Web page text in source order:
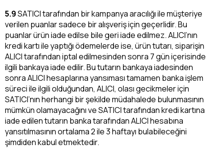
5.9SATICI tarafından bir kampanya aracılığı ile müşteriye
verilen puanlar sadece bir alışveriş için geçerlidir. Bu
puanlar ürün iade edilse bile geri iade edilmez. ALICI’nın
kredi kartı ile yaptığı ödemelerde ise, ürün tutarı, siparişin
ALICI tarafından iptal edilmesinden sonra 7 gün içerisinde
ilgili bankaya iade edilir. Bu tutarın bankaya iadesinden
sonra ALICI hesaplarına yansıması tamamen banka işlem
süreci ile ilgili olduğundan, ALICI, olası gecikmeler için
SATICI’nın herhangi bir şekilde müdahalede bulunmasının
mümkün olamayacağını ve SATICI tarafından kredi kartına
iade edilen tutarın banka tarafından ALICI hesabına
yansıtılmasının ortalama 2 ile 3 haftayı bulabileceğini
şimdiden kabul etmektedir.